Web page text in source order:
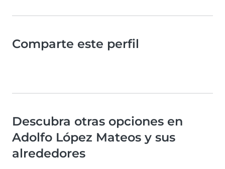
Comparte este perfil
Descubra otras opciones en
Adolfo López Mateos y sus
alrededores